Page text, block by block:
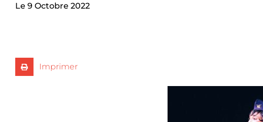
Le 9 Octobre 2022
Imprimer